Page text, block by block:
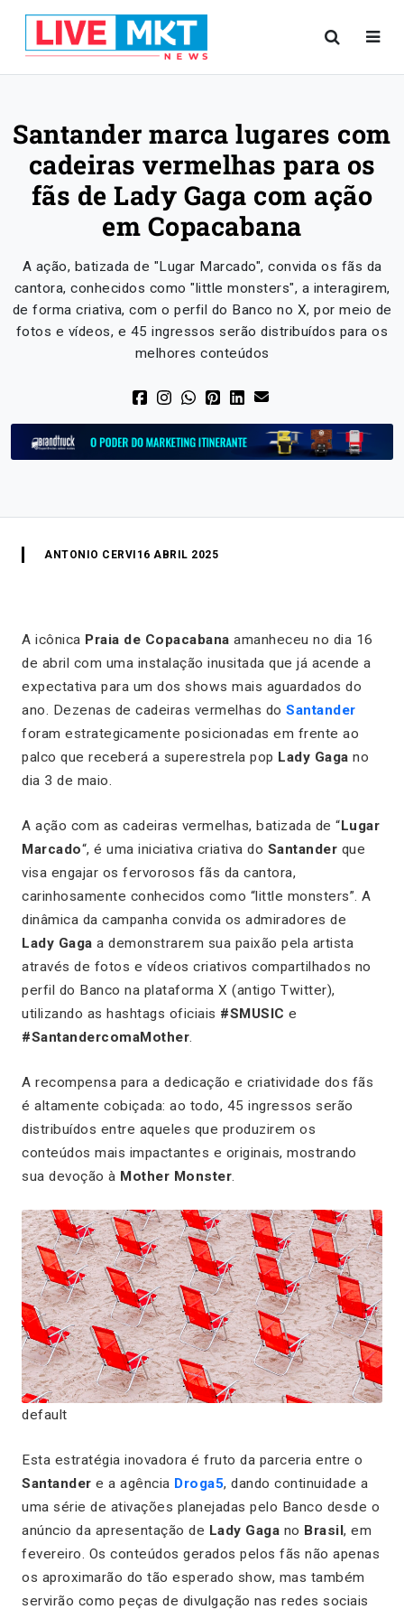
Santander marca lugares com
cadeiras vermelhas para os
fãs de Lady Gaga com ação
em Copacabana
A ação, batizada de "Lugar Marcado", convida os fãs da
cantora, conhecidos como "little monsters", a interagirem,
de forma criativa, com o perfil do Banco no X, por meio de
fotos e vídeos, e 45 ingressos serão distribuídos para os
melhores conteúdos
ANTONIO CERVI 16 ABRIL 2025
A icônica Praia de Copacabana amanheceu no dia 16
de abril com uma instalação inusitada que já acende a
expectativa para um dos shows mais aguardados do
ano. Dezenas de cadeiras vermelhas do Santander
foram estrategicamente posicionadas em frente ao
palco que receberá a superestrela pop Lady Gaga no
dia 3 de maio.
A ação com as cadeiras vermelhas, batizada de “Lugar
Marcado“, é uma iniciativa criativa do Santander que
visa engajar os fervorosos fãs da cantora,
carinhosamente conhecidos como “little monsters”. A
dinâmica da campanha convida os admiradores de
Lady Gaga a demonstrarem sua paixão pela artista
através de fotos e vídeos criativos compartilhados no
perfil do Banco na plataforma X (antigo Twitter),
utilizando as hashtags oficiais #SMUSIC e
#SantandercomaMother.
A recompensa para a dedicação e criatividade dos fãs
é altamente cobiçada: ao todo, 45 ingressos serão
distribuídos entre aqueles que produzirem os
conteúdos mais impactantes e originais, mostrando
sua devoção à Mother Monster.
default
Esta estratégia inovadora é fruto da parceria entre o
Santander e a agência Droga5, dando continuidade a
uma série de ativações planejadas pelo Banco desde o
anúncio da apresentação de Lady Gaga no Brasil, em
fevereiro. Os conteúdos gerados pelos fãs não apenas
os aproximarão do tão esperado show, mas também
servirão como peças de divulgação nas redes sociais